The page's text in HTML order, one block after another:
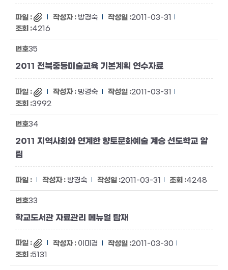
방경숙
2011-03-31
4216
35
2011 전북중등미술교육 기본계획 연수자료
방경숙
2011-03-31
3992
34
2011 지역사회와 연계한 향토문화예술 계승 선도학교 알
림
방경숙 2011-03-31 4248
33
학교도서관 자료관리 메뉴얼 탑재
이미경
2011-03-30
5131